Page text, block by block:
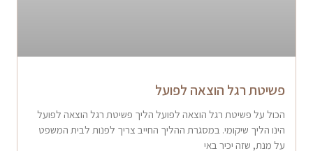
פשיטת רגל הוצאה לפועל
הכול על פשיטת רגל הוצאה לפועל הליך פשיטת רגל הוצאה לפועל
הינו הליך שיקומי. במסגרת ההליך החייב צריך לפנות לבית המשפט
על מנת, שזה יכיר באי